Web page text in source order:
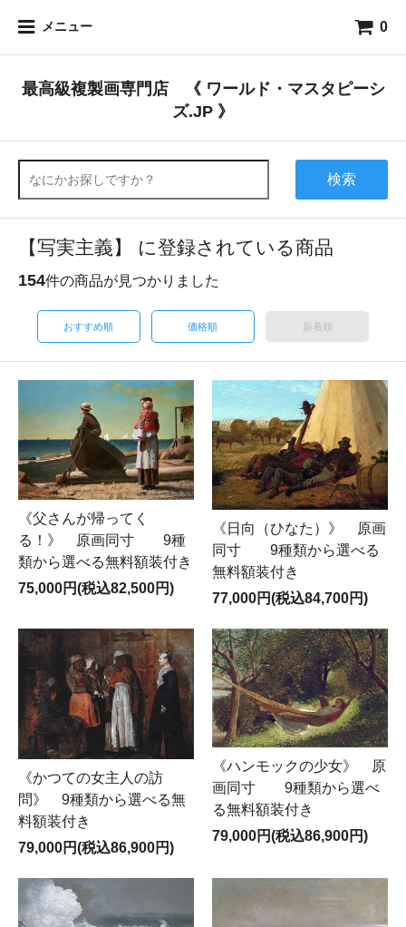
メニュー 0
最高級複製画専門店 《 ワールド・マスタピーシ
ズ.JP 》
検索
【写実主義】 に登録されている商品
154件の商品が見つかりました
おすすめ順 価格順 新着順
《父さんが帰ってく
る！》 原画同寸 9種
類から選べる無料額装付き
75,000円(税込82,500円)
《日向（ひなた）》 原画
同寸 9種類から選べる
無料額装付き
77,000円(税込84,700円)
《かつての女主人の訪
問》 9種類から選べる無
料額装付き
79,000円(税込86,900円)
《ハンモックの少女》 原
画同寸 9種類から選べ
る無料額装付き
79,000円(税込86,900円)